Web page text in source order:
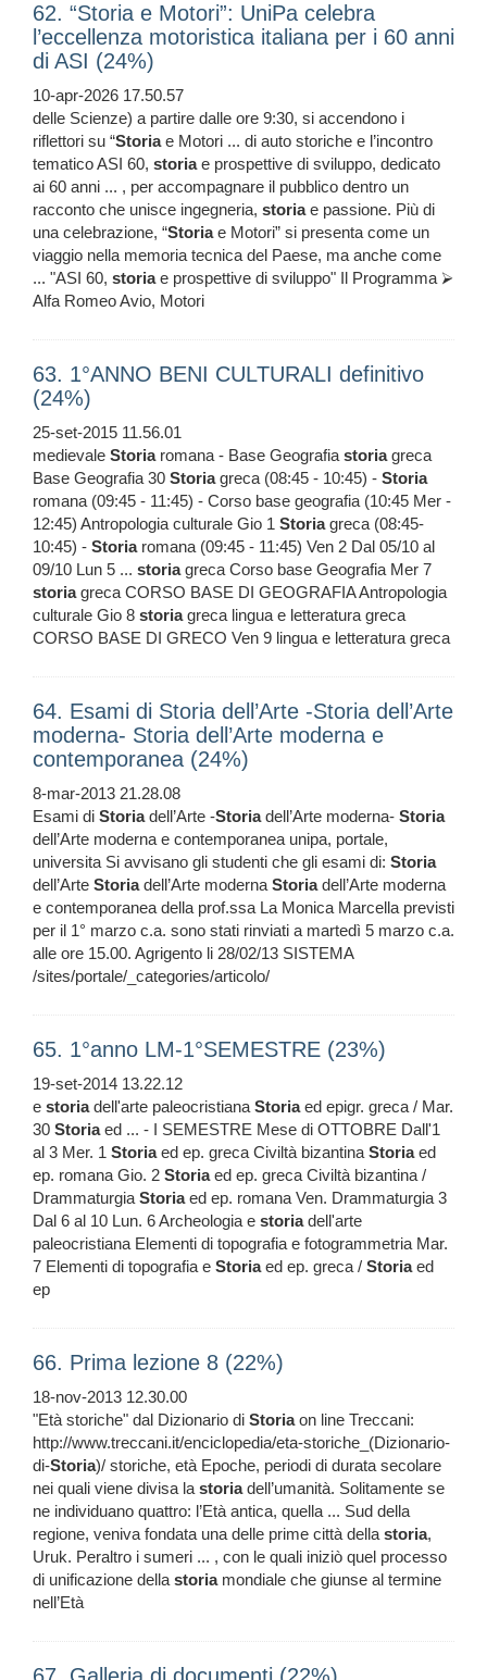
62. “Storia e Motori”: UniPa celebra
l’eccellenza motoristica italiana per i 60 anni
di ASI (24%)
10-apr-2026 17.50.57
delle Scienze) a partire dalle ore 9:30, si accendono i
riflettori su “Storiae Motori ... di auto storiche e l’incontro
tematico ASI 60, storiae prospettive di sviluppo, dedicato
ai 60 anni ... , per accompagnare il pubblico dentro un
racconto che unisce ingegneria, storiae passione. Più di
una celebrazione, “Storiae Motori” si presenta come un
viaggio nella memoria tecnica del Paese, ma anche come
... "ASI 60, storiae prospettive di sviluppo" Il Programma ⮚
Alfa Romeo Avio, Motori
63. 1°ANNO BENI CULTURALI definitivo
(24%)
25-set-2015 11.56.01
medievale Storiaromana - Base Geografiastoriagreca
Base Geografia 30 Storiagreca (08:45 - 10:45) - Storia
romana (09:45 - 11:45) - Corso base geografia (10:45 Mer -
12:45) Antropologia culturale Gio 1 Storiagreca (08:45-
10:45) - Storiaromana (09:45 - 11:45) Ven 2 Dal 05/10 al
09/10 Lun 5 ... storiagreca Corso base Geografia Mer 7
storiagreca CORSO BASE DI GEOGRAFIA Antropologia
culturale Gio 8 storiagreca lingua e letteratura greca
CORSO BASE DI GRECO Ven 9 lingua e letteratura greca
64. Esami di Storia dell’Arte -Storia dell’Arte
moderna- Storia dell’Arte moderna e
contemporanea (24%)
8-mar-2013 21.28.08
Esami di Storiadell’Arte -Storiadell’Arte moderna- Storia
dell’Arte moderna e contemporanea unipa, portale,
universita Si avvisano gli studenti che gli esami di: Storia
dell’Arte Storiadell’Arte modernaStoriadell’Arte moderna
e contemporanea della prof.ssa La Monica Marcella previsti
per il 1° marzo c.a. sono stati rinviati a martedì 5 marzo c.a.
alle ore 15.00. Agrigento li 28/02/13 SISTEMA
/sites/portale/_categories/articolo/
65. 1°anno LM-1°SEMESTRE (23%)
19-set-2014 13.22.12
e storiadell'arte paleocristianaStoriaed epigr. greca / Mar.
30 Storiaed ... - I SEMESTRE Mese di OTTOBRE Dall'1
al 3 Mer. 1 Storiaed ep. greca Civiltà bizantinaStoriaed
ep. romana Gio. 2 Storiaed ep. greca Civiltà bizantina /
DrammaturgiaStoriaed ep. romana Ven. Drammaturgia 3
Dal 6 al 10 Lun. 6 Archeologia e storiadell'arte
paleocristiana Elementi di topografia e fotogrammetria Mar.
7 Elementi di topografia e Storiaed ep. greca / Storiaed
ep
66. Prima lezione 8 (22%)
18-nov-2013 12.30.00
"Età storiche" dal Dizionario di Storiaon line Treccani:
http://www.treccani.it/enciclopedia/eta-storiche_(Dizionario-
di-Storia)/ storiche, età Epoche, periodi di durata secolare
nei quali viene divisa lastoriadell’umanità. Solitamente se
ne individuano quattro: l’Età antica, quella ... Sud della
regione, veniva fondata una delle prime città dellastoria,
Uruk. Peraltro i sumeri ... , con le quali iniziò quel processo
di unificazione dellastoriamondiale che giunse al termine
nell’Età